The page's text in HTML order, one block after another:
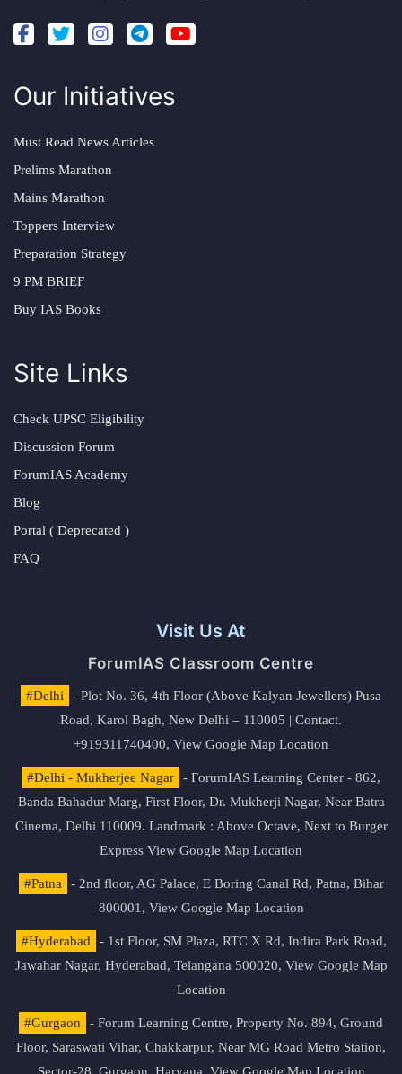
Our Initiatives
Must Read News Articles
Prelims Marathon
Mains Marathon
Toppers Interview
Preparation Strategy
9 PM BRIEF
Buy IAS Books
Site Links
Check UPSC Eligibility
Discussion Forum
ForumIAS Academy
Blog
Portal ( Deprecated )
FAQ
Visit Us At
ForumIAS Classroom Centre
#Delhi
- Plot No. 36, 4th Floor (Above Kalyan Jewellers) Pusa
Road, Karol Bagh, New Delhi – 110005 | Contact.
+919311740400, View Google Map Location
#Delhi - Mukherjee Nagar
- ForumIAS Learning Center - 862,
Banda Bahadur Marg, First Floor, Dr. Mukherji Nagar, Near Batra
Cinema, Delhi 110009. Landmark : Above Octave, Next to Burger
Express View Google Map Location
#Patna
- 2nd floor, AG Palace, E Boring Canal Rd, Patna, Bihar
800001, View Google Map Location
#Hyderabad
- 1st Floor, SM Plaza, RTC X Rd, Indira Park Road,
Jawahar Nagar, Hyderabad, Telangana 500020, View Google Map
Location
#Gurgaon
- Forum Learning Centre, Property No. 894, Ground
Floor, Saraswati Vihar, Chakkarpur, Near MG Road Metro Station,